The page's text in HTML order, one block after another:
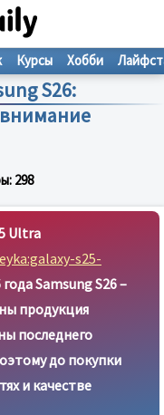
S26:
298
Курсы Хобби
Ultra
s25-
года Samsung S26 –
продукция
последнего
до покупки
и качестве